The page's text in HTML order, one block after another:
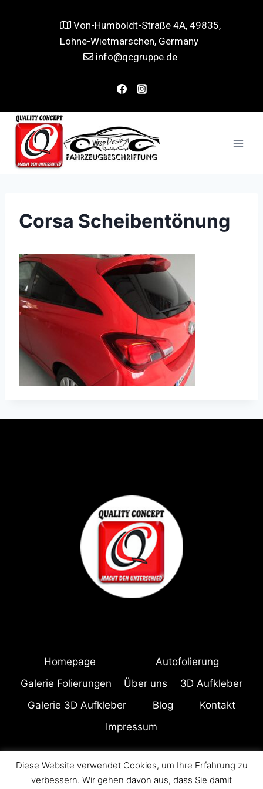
Von-Humboldt-Straße 4A, 49835,
Lohne-Wietmarschen, Germany
info@qcgruppe.de
Corsa Scheibentönung
Homepage
Autofolierung
Galerie Folierungen
Über uns
3D Aufkleber
Galerie 3D Aufkleber
Blog
Kontakt
Impressum
© 2026 Quality Concept Alle Rechte vorbehalten
Diese Website verwendet Cookies, um Ihre Erfahrung zu
verbessern. Wir gehen davon aus, dass Sie damit